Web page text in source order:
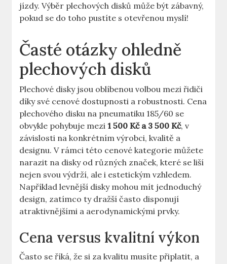
jízdy. Výběr plechových disků může být zábavný,
pokud ⁢se do toho pustíte‌ s otevřenou myslí!
Časté otázky ⁣ohledně‌
plechových⁢ disků
Plechové‌ disky jsou oblíbenou volbou mezi řidiči
díky své cenové dostupnosti a ⁣robustnosti. Cena
‌plechového disku ‌na pneumatiku ⁢185/60 ‌se
obvykle pohybuje mezi 1 500 ‍Kč a 3 500 Kč, v​
závislosti na konkrétním výrobci,​ kvalitě ⁣a⁤
designu. V rámci této cenové kategorie můžete
narazit na disky od různých značek, které se liší
nejen svou výdrží, ale ⁣i estetickým​ vzhledem.‍
Například levnější disky mohou mít jednoduchý ​
design, zatímco ty dražší často disponují
atraktivnějšími a ‌aerodynamickými prvky.
Cena‌ versus ⁢kvalitní výkon
Často se říká,‍ že si za kvalitu musíte připlatit, a‍